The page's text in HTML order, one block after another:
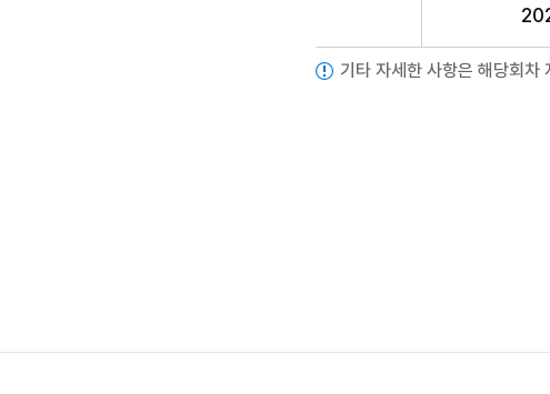
기타 자세한 사항은 해당회차